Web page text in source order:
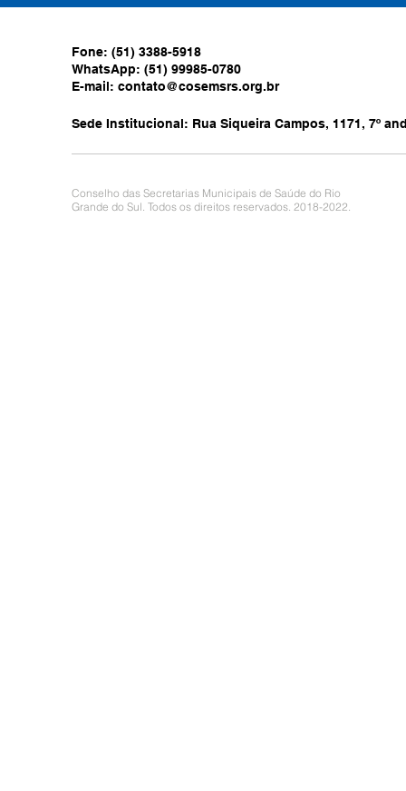
Fone: (51) 3388-5918
WhatsApp: (51) 99985-0780
E-mail: contato@cosemsrs.org.br
Sede Institucional: Rua Siqueira Campos, 1171, 7º
Conselho das Secretarias Municipais de Saúde do Rio
Grande do Sul. Todos os direitos reservados. 2018-2022.